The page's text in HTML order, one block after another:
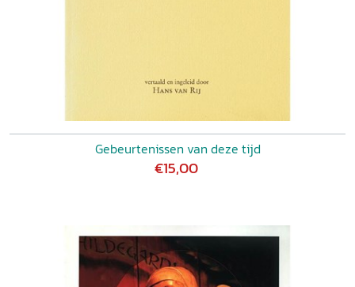
Gebeurtenissen van deze tijd
€15,00